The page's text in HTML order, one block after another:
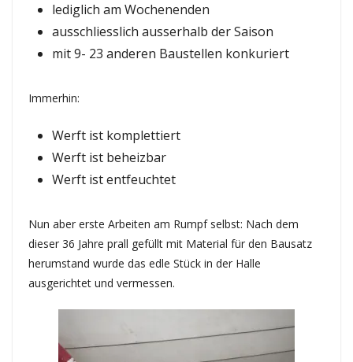
lediglich am Wochenenden
ausschliesslich ausserhalb der Saison
mit 9- 23 anderen Baustellen konkuriert
Immerhin:
Werft ist komplettiert
Werft ist beheizbar
Werft ist entfeuchtet
Nun aber erste Arbeiten am Rumpf selbst: Nach dem
dieser 36 Jahre prall gefüllt mit Material für den Bausatz
herumstand wurde das edle Stück in der Halle
ausgerichtet und vermessen.